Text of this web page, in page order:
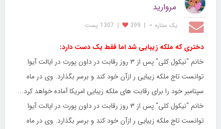
مروارید
یک ستاره ⋆ |
399
| 1307 پست
دختری که ملکه زیبایی شد اما فقط یک دست دارد:
خانم "نیکول کلی" پس از ۳ روز رقابت در داون پورت در ایالت آیوا
توانست تاج ملکه زیبایی ر ازآن خود کند و برسر بگذارد. وی در ماه
سپتامبر خود را برای رقابت های ملکه زیبایی امریکا آماده خواهد کرد...
خانم "نیکول کلی" پس از ۳ روز رقابت در داون پورت در ایالت آیوا
توانست تاج ملکه زیبایی ر ازآن خود کند و برسر بگذارد. وی در ماه